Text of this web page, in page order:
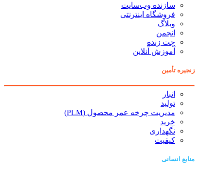
سازنده وب‌سایت
فروشگاه اینترنتی
وبلاگ
انجمن
چت زنده
آموزش آنلاین
زنجیره تأمین
انبار
تولید
مدیریت چرخه عمر محصول (PLM)
خرید
نگهداری
کیفیت
منابع انسانی